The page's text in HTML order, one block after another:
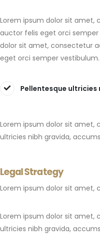
Lorem ipsum dolor sit amet,
auctor felis eget orci
dolor sit amet, consectetur
eget orci semper
Pellentesque ultricies
Lorem ipsum dolor sit amet,
ultricies nibh gravida,
Legal Strategy
Lorem ipsum dolor sit amet,
Lorem ipsum dolor sit amet,
ultricies nibh gravida,